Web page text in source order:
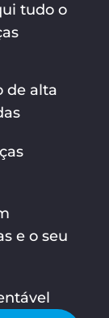
tudo o
de alta
e o seu